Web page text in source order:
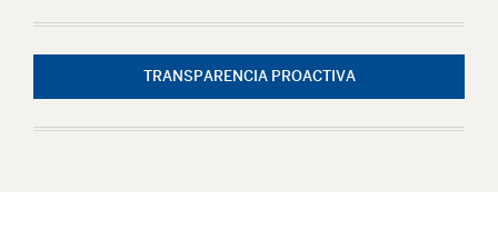
TRANSPARENCIA PROACTIVA